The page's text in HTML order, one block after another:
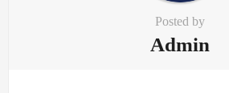
Posted by
Admin